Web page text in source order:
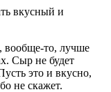
вкусный и
вообще-то, лучше
Сыр не будет
это и вкусно,
не скажет.